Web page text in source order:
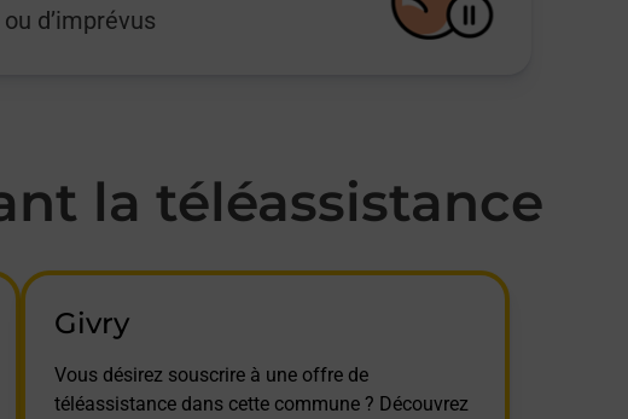
d’imprévus
la téléassistance
Givry
Vous désirez souscrire à une offre de
téléassistance dans cette commune ? Découvrez